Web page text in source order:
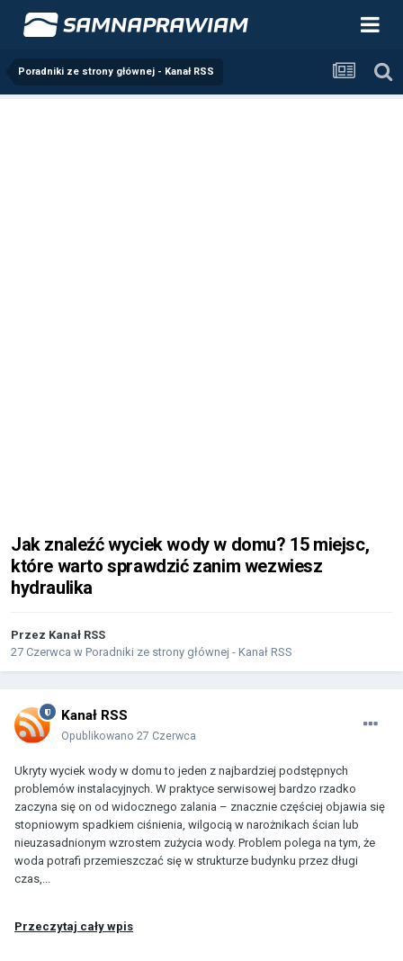
Poradniki ze strony głównej - Kanał RSS
Jak znaleźć wyciek wody w domu? 15 miejsc,
które warto sprawdzić zanim wezwiesz
hydraulika
Przez Kanał RSS
27 Czerwca w Poradniki ze strony głównej - Kanał RSS
Kanał RSS
Opublikowano 27 Czerwca
Ukryty wyciek wody w domu to jeden z najbardziej podstępnych
problemów instalacyjnych. W praktyce serwisowej bardzo rzadko
zaczyna się on od widocznego zalania – znacznie częściej objawia się
stopniowym spadkiem ciśnienia, wilgocią w narożnikach ścian lub
nieuzasadnionym wzrostem zużycia wody. Problem polega na tym, że
woda potrafi przemieszczać się w strukturze budynku przez długi
czas,...
Przeczytaj cały wpis